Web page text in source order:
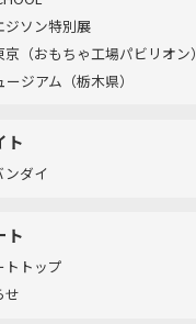
ジソン特別展
（おもちゃ工場パビリオン）​
ジアム（栃木県）
ト
ンダイ
ト
トトップ
せ